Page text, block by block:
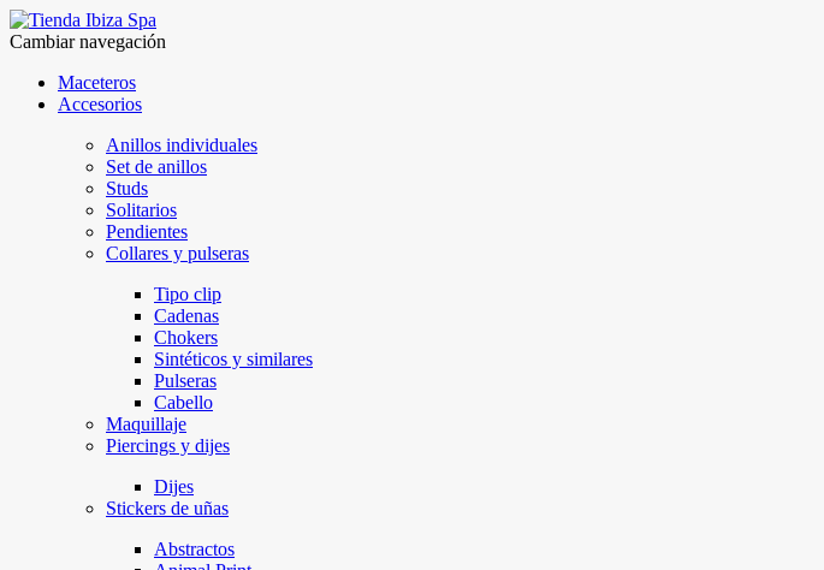
Cambiar navegación
Maceteros
Accesorios
Anillos individuales
Set de anillos
Studs
Solitarios
Pendientes
Collares y pulseras
Tipo clip
Cadenas
Chokers
Sintéticos y similares
Pulseras
Cabello
Maquillaje
Piercings y dijes
Dijes
Stickers de uñas
Abstractos